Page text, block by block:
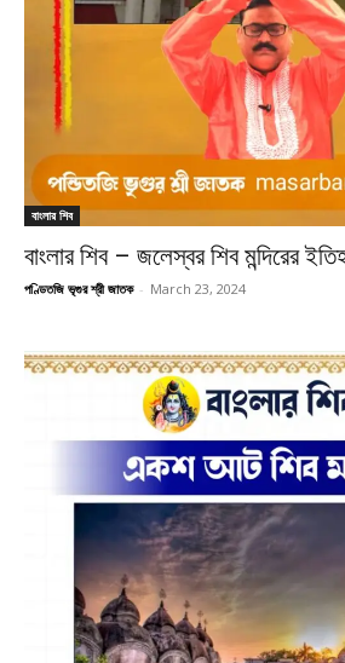
বাংলার শিব
বাংলার শিব – জলেস্বর শিব মন্দিরের
পণ্ডিতজি ভৃগুর শ্রী জাতক - March 23, 2024